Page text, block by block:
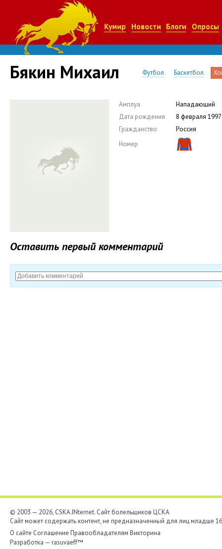
Кумир Новости Блоги Опросы
Бякин Михаил Футбол Баскетбол
Амплуа
Нападающий
Дата рождения
8 февраля 1997
Гражданство
Россия
Номер
Оставить первый комментарий
© 2003 — 2026, CSKA.INternet. Cайт болельщиков ЦСКА
Сайт может содержать контент, не предназначенный для лиц младше
О сайте Соглашение Правообладателям Викторина
Разработка — rasuvaeff™